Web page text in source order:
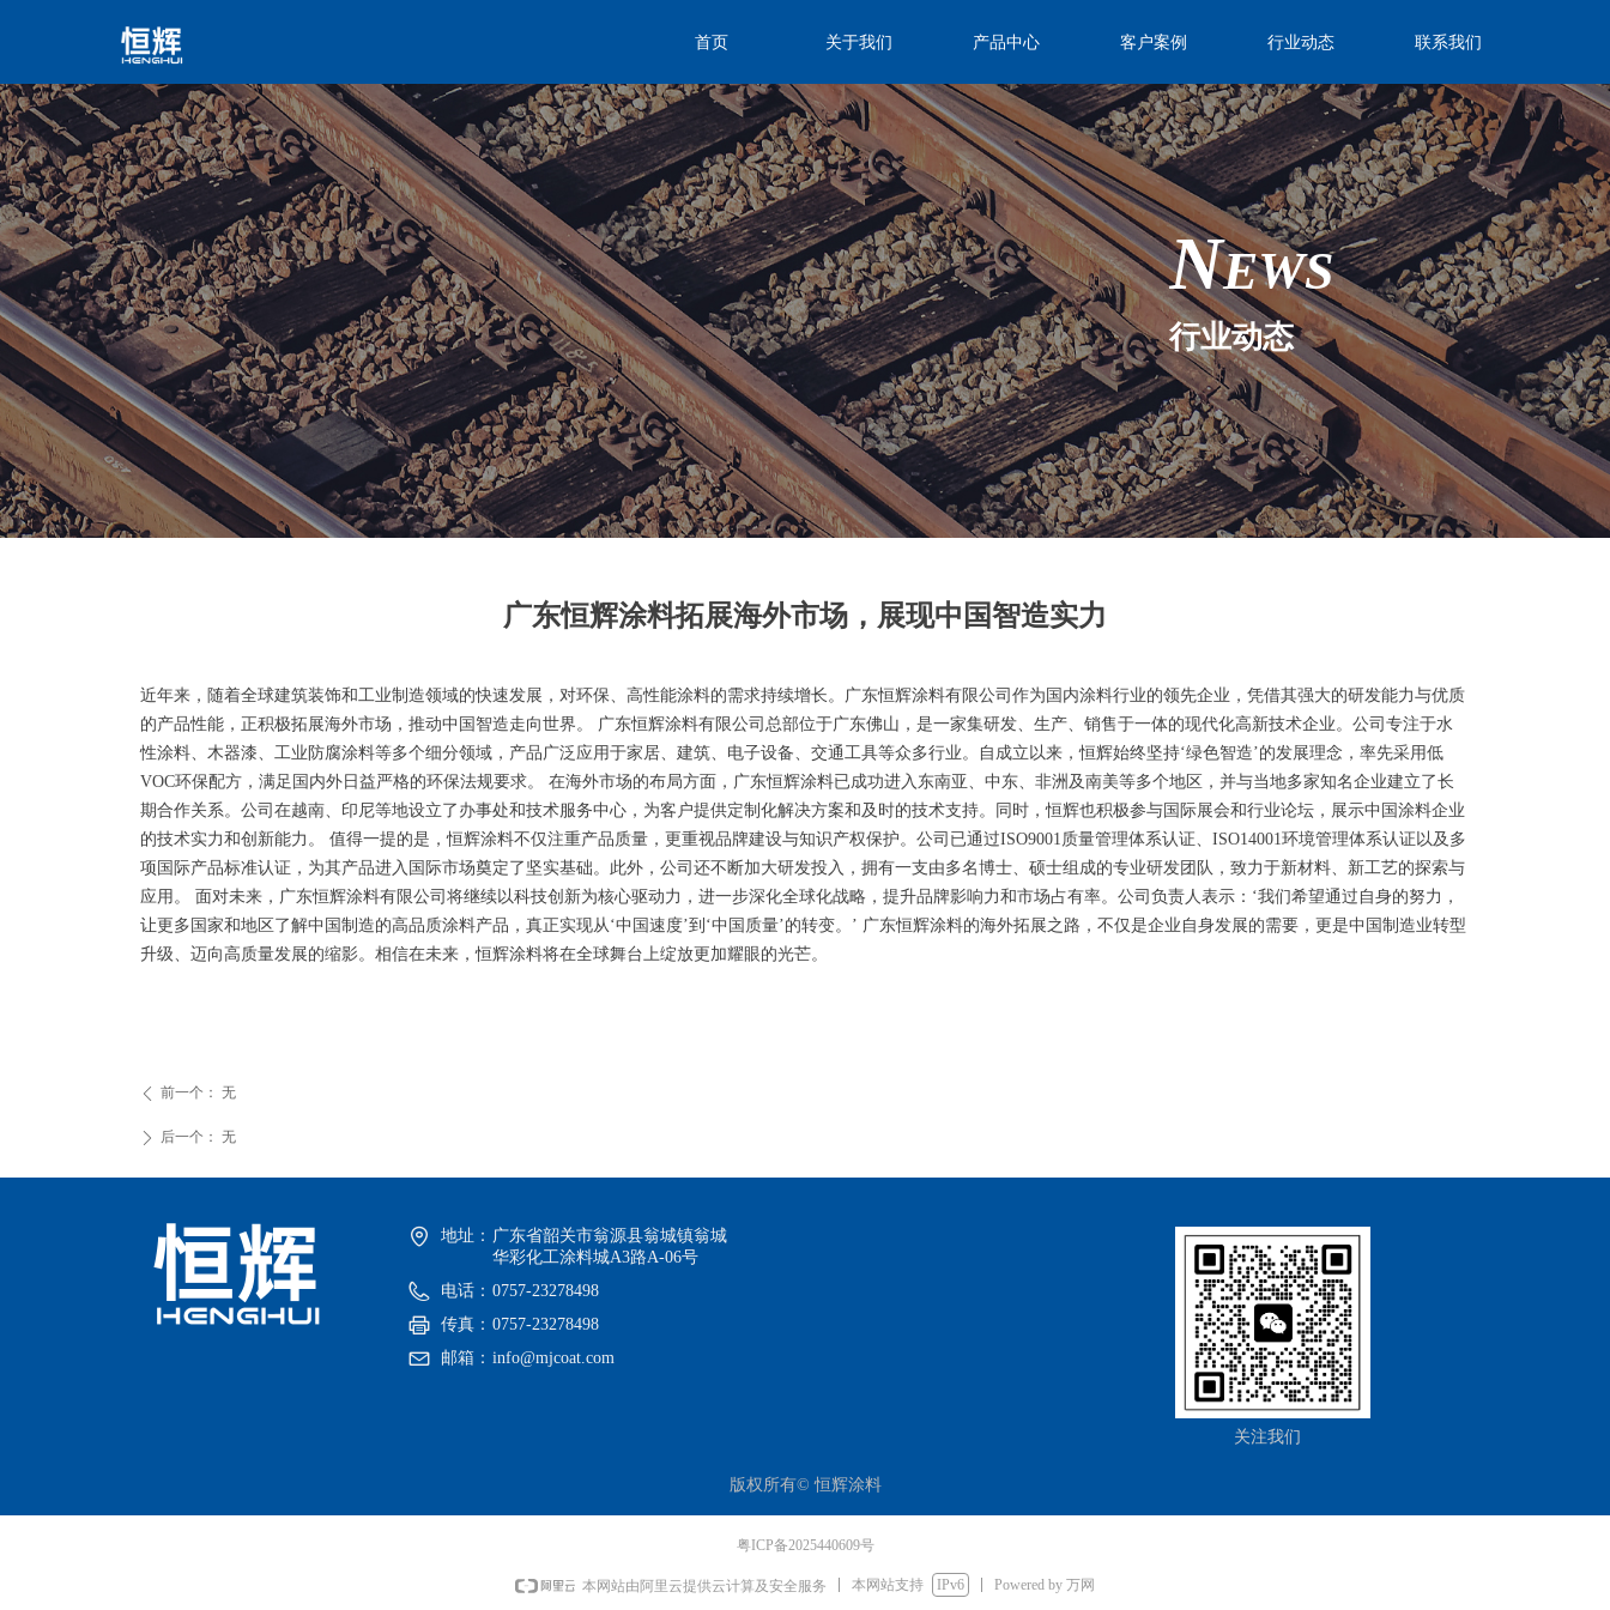
首页 关于我们 产品中心 客户案例 行业动态 联系我们
广东恒辉涂料拓展海外市场，展现中国智造实力
近年来，随着全球建筑装饰和工业制造领域的快速发展，对环保、高性能涂料的需求持续增长。广东恒辉涂料有限公司作为国内涂料行业的领先企业，凭借其强大的研发能力与优质
的产品性能，正积极拓展海外市场，推动中国智造走向世界。 广东恒辉涂料有限公司总部位于广东佛山，是一家集研发、生产、销售于一体的现代化高新技术企业。公司专注于水
性涂料、木器漆、工业防腐涂料等多个细分领域，产品广泛应用于家居、建筑、电子设备、交通工具等众多行业。自成立以来，恒辉始终坚持‘绿色智造’的发展理念，率先采用低
VOC环保配方，满足国内外日益严格的环保法规要求。 在海外市场的布局方面，广东恒辉涂料已成功进入东南亚、中东、非洲及南美等多个地区，并与当地多家知名企业建立了长
期合作关系。公司在越南、印尼等地设立了办事处和技术服务中心，为客户提供定制化解决方案和及时的技术支持。同时，恒辉也积极参与国际展会和行业论坛，展示中国涂料企业
的技术实力和创新能力。 值得一提的是，恒辉涂料不仅注重产品质量，更重视品牌建设与知识产权保护。公司已通过ISO9001质量管理体系认证、ISO14001环境管理体系认证以及多
项国际产品标准认证，为其产品进入国际市场奠定了坚实基础。此外，公司还不断加大研发投入，拥有一支由多名博士、硕士组成的专业研发团队，致力于新材料、新工艺的探索与
应用。 面对未来，广东恒辉涂料有限公司将继续以科技创新为核心驱动力，进一步深化全球化战略，提升品牌影响力和市场占有率。公司负责人表示：‘我们希望通过自身的努力，
让更多国家和地区了解中国制造的高品质涂料产品，真正实现从‘中国速度’到‘中国质量’的转变。’ 广东恒辉涂料的海外拓展之路，不仅是企业自身发展的需要，更是中国制造业转型
升级、迈向高质量发展的缩影。相信在未来，恒辉涂料将在全球舞台上绽放更加耀眼的光芒。
NEWS
行业动态
ꄴ 前一个： 无
ꄲ 后一个： 无
关注我们
版权所有© 恒辉涂料
地址： 广东省韶关市翁源县翁城镇翁城
华彩化工涂料城A3路A-06号
电话： 0757-23278498
传真： 0757-23278498
邮箱： info@mjcoat.com
粤ICP备2025440609号
本网站由阿里云提供云计算及安全服务 本网站支持 IPv6 Powered by 万网